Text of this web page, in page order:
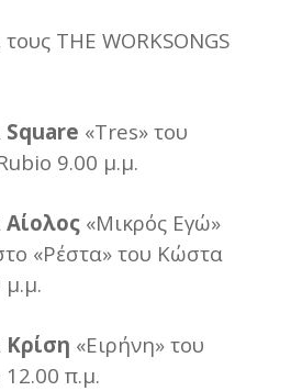
THE WORKSONGS
Square «Tres» του
9.00 μ.μ.
Αίολος «Μικρός Εγώ»
«Ρέστα» του Κώστα
Κρίση «Ειρήνη» του
π.μ.